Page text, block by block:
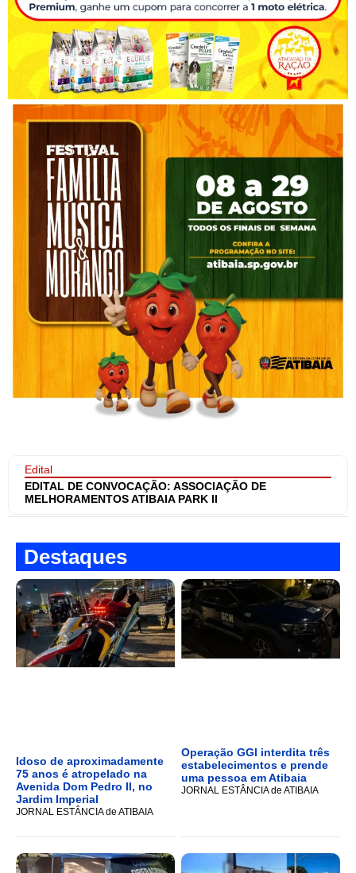
Edital
EDITAL DE CONVOCAÇÃO: ASSOCIAÇÃO DE
MELHORAMENTOS ATIBAIA PARK II
Destaques
Idoso de aproximadamente
75 anos é atropelado na
Avenida Dom Pedro II, no
Jardim Imperial
JORNAL ESTÂNCIA de ATIBAIA
Operação GGI interdita três
estabelecimentos e prende
uma pessoa em Atibaia
JORNAL ESTÂNCIA de ATIBAIA